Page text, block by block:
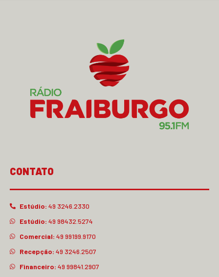
CONTATO
Estúdio: 49 3246.2330
Estúdio: 49 98432.5274
Comercial: 49 99199.9170
Recepção: 49 3246.2507
Financeiro: 49 99841.2907